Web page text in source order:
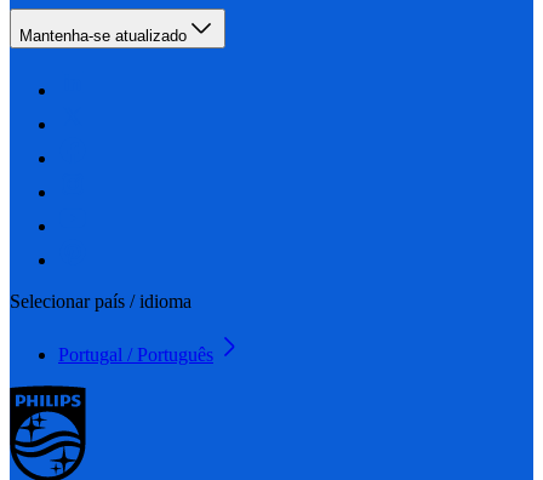
Mantenha-se atualizado
Selecionar país / idioma
Portugal / Português